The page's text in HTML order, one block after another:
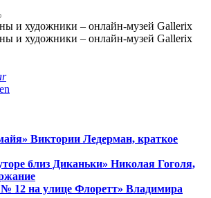
Виктории Ледерман, краткое
близ Диканьки» Николая Гоголя,
12 на улице Флоретт» Владимира